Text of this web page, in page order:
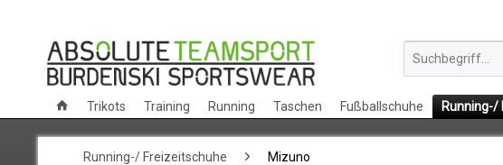
Trikots Training Running Taschen Fußballschuhe Running-/
Running-/ Freizeitschuhe Mizuno